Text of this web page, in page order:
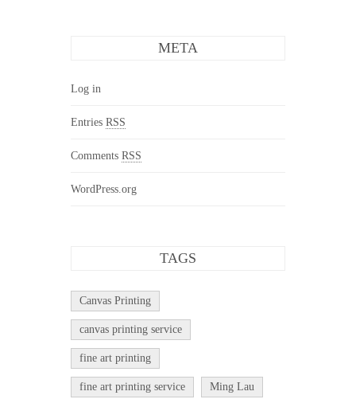
META
Log in
Entries RSS
Comments RSS
WordPress.org
TAGS
Canvas Printing
canvas printing service
fine art printing
fine art printing service Ming Lau